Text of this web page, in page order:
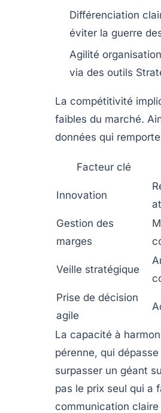
Différenciation
éviter la guerre
Agilité
via des outils
La compétitivité
faibles du marché.
données qui
Facteur clé
Innovation
Gestion des
marges
Veille stratégique
Prise de décision
agile
La capacité à
pérenne, qui
surpasser un géant
pas le prix seul qui a
communication